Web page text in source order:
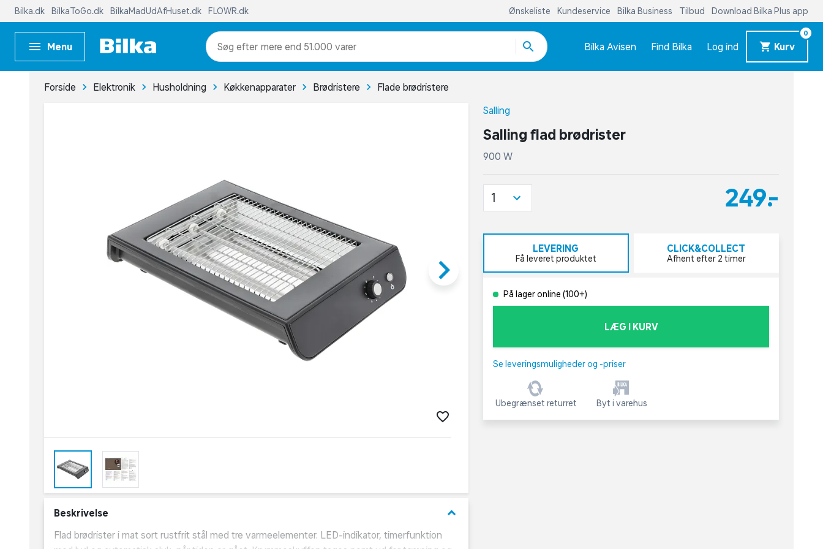
Bilka.dk BilkaToGo.dk BilkaMadUdAfHuset.dk FLOWR.dk Ønskeliste Kundeservice Bilka Business Tilbud Download Bilka Plus app
Menu mere end 51.000 varer Bilka Avisen Find Bilka Log ind Kurv
0
Forside Elektronik Husholdning Køkkenapparater Brødristere Flade brødristere
keyboard_arrow_right
Beskrivelse keyboard_arrow_down
Flad brødrister i mat sort rustfrit stål med tre varmeelementer. LED-indikator, timerfunktion
Salling
Salling flad brødrister
900 W
249,-
1
LEVERING
Få leveret produktet
CLICK&COLLECT
Afhent efter 2 timer
På lager online (100+)
LÆG I KURV
Se leveringsmuligheder og -priser
Ubegrænset returret Byt i varehus